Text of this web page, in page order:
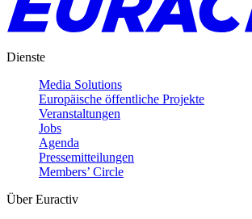
Dienste
Media Solutions
Europäische öffentliche Projekte
Veranstaltungen
Jobs
Agenda
Pressemitteilungen
Members’ Circle
Über Euractiv